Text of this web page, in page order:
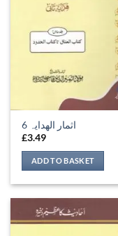
اثمار الھدایہ 6
£3.49
ADD TO BASKET